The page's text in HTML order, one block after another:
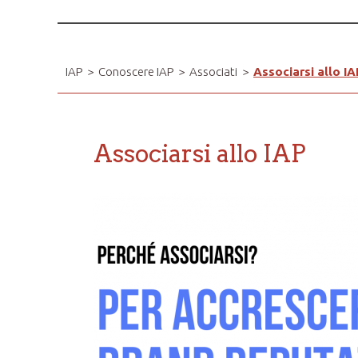
IAP > Conoscere IAP > Associati > Associarsi allo
Associarsi allo IAP